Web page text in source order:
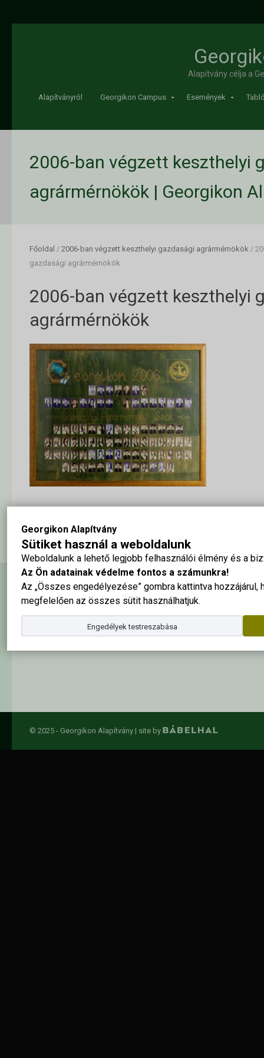
Georgikon Alapítvány
Sütiket használ a weboldalunk
Weboldalunk a lehető legjobb felhasználói élmény és a
Az Ön adatainak védelme fontos a számunkra!
Az „Összes engedélyezése” gombra kattintva hozzájárul,
megfelelően az összes sütit használhatjuk.
Engedélyek testreszabása
Alapítvány célja a
Alapítványról Georgikon Campus Események
2006-ban végzett keszthelyi
agrármérnökök | Georgikon
Főoldal / 2006-ban végzett keszthelyi gazdasági agrármérnökök /
gazdasági agrármérnökök
2006-ban végzett keszthelyi
agrármérnökök
Hírlevél feliratkozás
© 2025 - Georgikon Alapítvány | site by